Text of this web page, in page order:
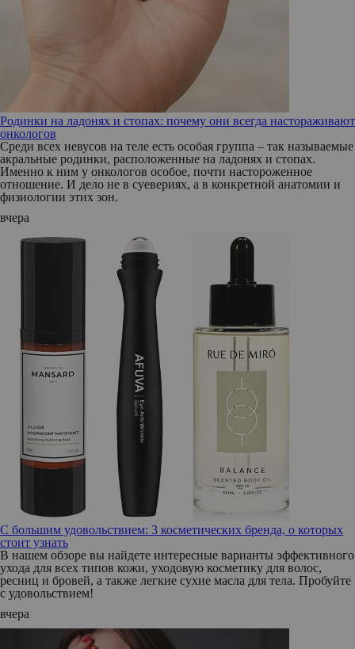
Родинки на ладонях и стопах: почему они всегда настораживают
онкологов
Среди всех невусов на теле есть особая группа – так называемые
акральные родинки, расположенные на ладонях и стопах.
Именно к ним у онкологов особое, почти настороженное
отношение. И дело не в суевериях, а в конкретной анатомии и
физиологии этих зон.
вчера
С большим удовольствием: 3 косметических бренда, о которых
стоит узнать
В нашем обзоре вы найдете интересные варианты эффективного
ухода для всех типов кожи, уходовую косметику для волос,
ресниц и бровей, а также легкие сухие масла для тела. Пробуйте
с удовольствием!
вчера